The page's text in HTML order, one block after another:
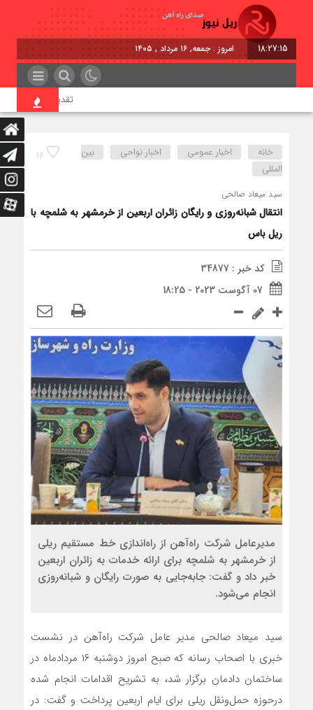
18:27:16 امروز : جمعه, ۱۶ مرداد , ۱۴۰۵
تقدیر معاون اول
16 خانه اخبار عمومی اخبار نواحی
بین
المللی
سید میعاد صالحی
انتقال شبانه‌روزی و رایگان زائران اربعین از خرمشهر به شلمچه با
ریل باس
کد خبر : 34877
07 آگوست 2023 - 18:25
مدیرعامل شرکت راه‌آهن از راه‌اندازی خط مستقیم ریلی
از خرمشهر به شلمچه برای ارائه خدمات به زائران اربعین
خبر داد و گفت: جابه‌جایی به صورت رایگان و شبانه‌روزی
انجام می‌شود.
سید میعاد صالحی مدیر عامل شرکت راه‌آهن در نشست
خبری با اصحاب رسانه که صبح امروز دوشنبه ۱۶ مردادماه در
ساختمان دادمان برگزار شد، به تشریح اقدامات انجام شده
درحوزه حمل‌ونقل ریلی برای ایام اربعین پرداخت و گفت: در